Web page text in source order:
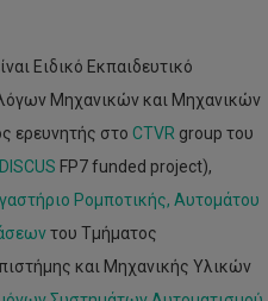
Ειδικό Εκπαιδευτικό
Μηχανικών και Μηχανικών
ερευνητής στο CTVR group του
DISCUS FP7 funded project),
Ρομποτικής, Αυτομάτου
του Τμήματος
και Μηχανικής Υλικών